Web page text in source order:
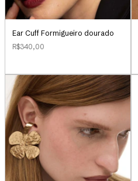
Ear Cuff Formigueiro dourado
R$340,00